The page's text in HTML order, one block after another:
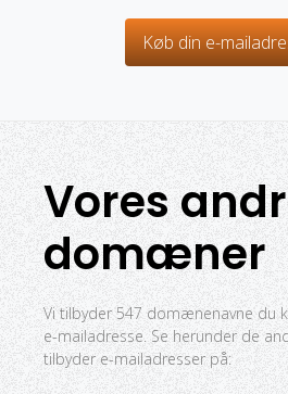
Køb din e-
Vores
domæner
Vi tilbyder 547 domænenavne du
e-mailadresse. Se herunder de
tilbyder e-mailadresser på: